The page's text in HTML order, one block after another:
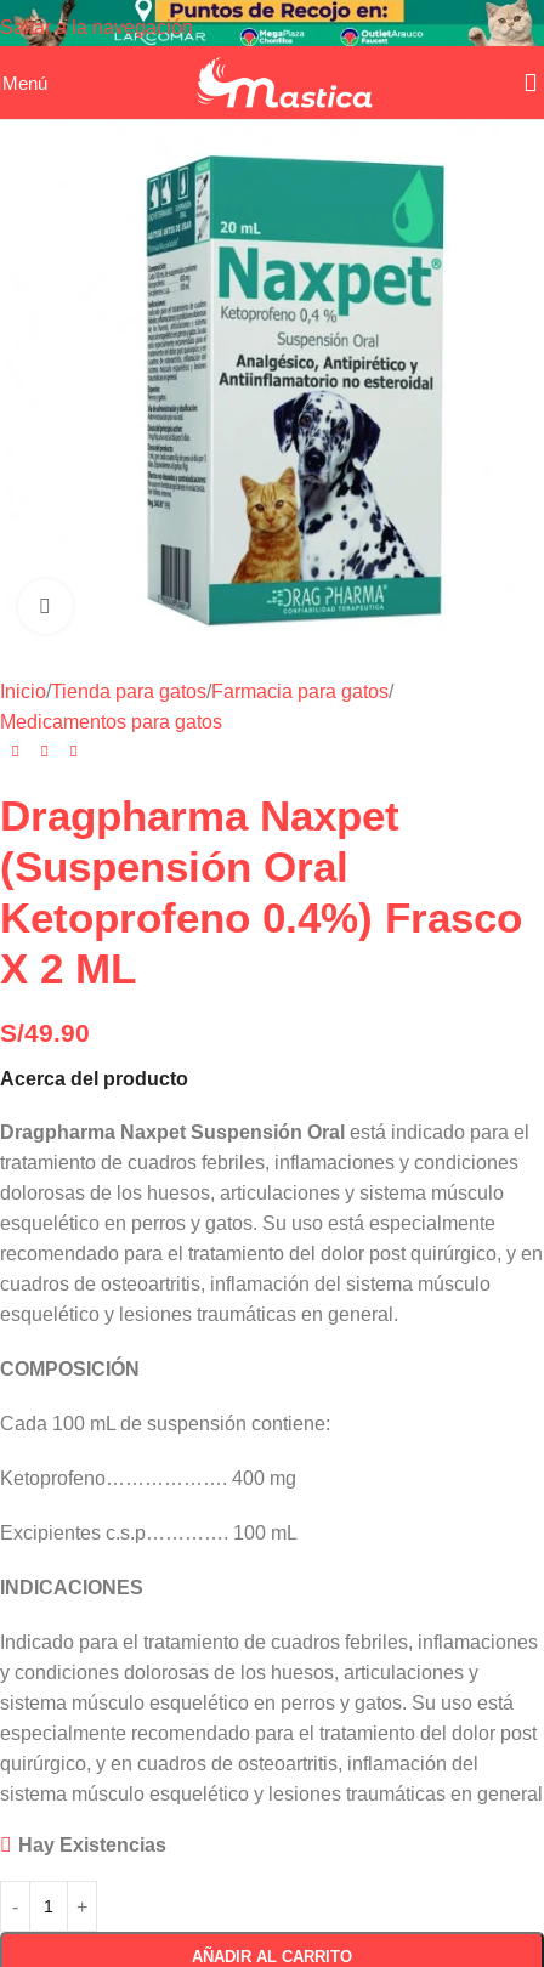
Saltar a la navegación
Saltar al contenido principal
Menú
Haga clic para ampliar
Inicio/Tienda para gatos/Farmacia para gatos/
Medicamentos para gatos
Dragpharma Naxpet
(Suspensión Oral
Ketoprofeno 0.4%) Frasco
X 2 ML
S/49.90
Acerca del producto
Dragpharma Naxpet Suspensión Oral está indicado para el
tratamiento de cuadros febriles, inflamaciones y condiciones
dolorosas de los huesos, articulaciones y sistema músculo
esquelético en perros y gatos. Su uso está especialmente
recomendado para el tratamiento del dolor post quirúrgico, y en
cuadros de osteoartritis, inflamación del sistema músculo
esquelético y lesiones traumáticas en general.
COMPOSICIÓN
Cada 100 mL de suspensión contiene:
Ketoprofeno………………. 400 mg
Excipientes c.s.p…………. 100 mL
INDICACIONES
Indicado para el tratamiento de cuadros febriles, inflamaciones
y condiciones dolorosas de los huesos, articulaciones y
sistema músculo esquelético en perros y gatos. Su uso está
especialmente recomendado para el tratamiento del dolor post
quirúrgico, y en cuadros de osteoartritis, inflamación del
sistema músculo esquelético y lesiones traumáticas en general
Hay Existencias
AÑADIR AL CARRITO